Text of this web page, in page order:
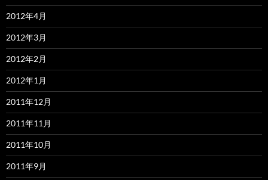
2012年4月
2012年3月
2012年2月
2012年1月
2011年12月
2011年11月
2011年10月
2011年9月